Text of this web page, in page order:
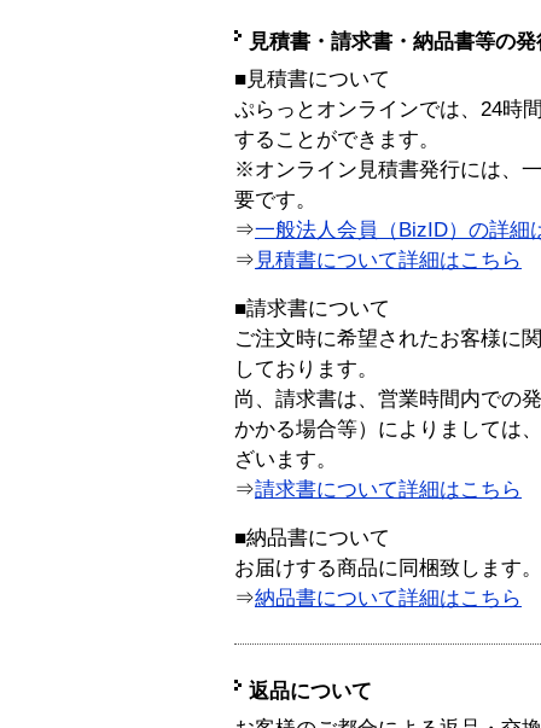
見積書・請求書・納品書等の
■見積書について
ぷらっとオンラインでは、24時
することができます。
※オンライン見積書発行には、
要です。
⇒一般法人会員（BizID）の詳細
⇒ 見積書について詳細はこちら
■請求書について
ご注文時に希望されたお客様に
しております。
尚、請求書は、営業時間内での
かかる場合等）によりましては
ざいます。
⇒請求書について詳細はこちら
■納品書について
お届けする商品に同梱致します。
⇒納品書について詳細はこちら
返品について